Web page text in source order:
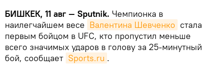
БИШКЕК, 11 авг — Sputnik. Чемпионка в
наилегчайшем весе Валентина Шевченко стала
первым бойцом в UFC, кто пропустил меньше
всего значимых ударов в голову за 25-минутный
бой, сообщает Sports.ru .